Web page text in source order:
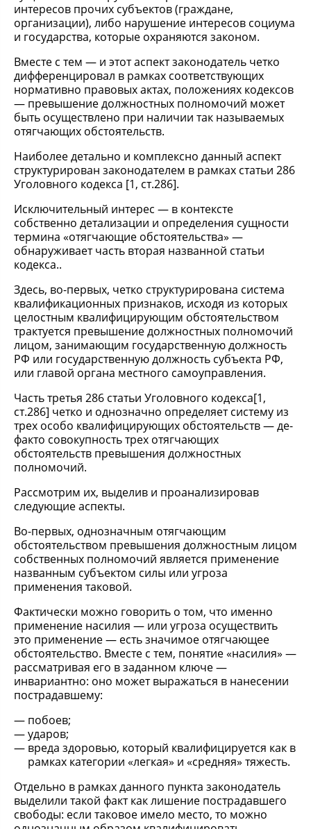
интересов прочих субъектов (граждане,
организации), либо нарушение интересов социума
и государства, которые охраняются законом.
Вместе с тем — и этот аспект законодатель четко
дифференцировал в рамках соответствующих
нормативно правовых актах, положениях кодексов
— превышение должностных полномочий может
быть осуществлено при наличии так называемых
отягчающих обстоятельств.
Наиболее детально и комплексно данный аспект
структурирован законодателем в рамках статьи 286
Уголовного кодекса [1, ст.286].
Исключительный интерес — в контексте
собственно детализации и определения сущности
термина «отягчающие обстоятельства» —
обнаруживает часть вторая названной статьи
кодекса..
Здесь, во-первых, четко структурирована система
квалификационных признаков, исходя из которых
целостным квалифицирующим обстоятельством
трактуется превышение должностных полномочий
лицом, занимающим государственную должность
РФ или государственную должность субъекта РФ,
или главой органа местного самоуправления.
Часть третья 286 статьи Уголовного кодекса[1,
ст.286] четко и однозначно определяет систему из
трех особо квалифицирующих обстоятельств — де-
факто совокупность трех отягчающих
обстоятельств превышения должностных
полномочий.
Рассмотрим их, выделив и проанализировав
следующие аспекты.
Во-первых, однозначным отягчающим
обстоятельством превышения должностным лицом
собственных полномочий является применение
названным субъектом силы или угроза
применения таковой.
Фактически можно говорить о том, что именно
применение насилия — или угроза осуществить
это применение — есть значимое отягчающее
обстоятельство. Вместе с тем, понятие «насилия» —
рассматривая его в заданном ключе —
инвариантно: оно может выражаться в нанесении
пострадавшему:
побоев;
ударов;
вреда здоровью, который квалифицируется как в
рамках категории «легкая» и «средняя» тяжесть.
Отдельно в рамках данного пункта законодатель
выделили такой факт как лишение пострадавшего
свободы: если таковое имело место, то можно